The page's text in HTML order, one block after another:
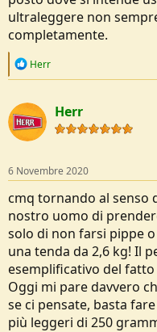
ultraleggere non
completamente.
R
c
t
i
o
s
:
Herr
Herr
6 Novembre 2020
cmq tornando al senso
nostro uomo di
solo di non farsi pippe
una tenda da 2,6 kg! Il
esemplificativo del
Oggi mi pare davvero
se ci pensate, basta
più leggeri di 250